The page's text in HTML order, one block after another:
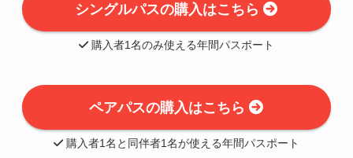
シングルパスの購入はこちら
購入者1名のみ使える年間パスポート
ペアパスの購入はこちら
購入者1名と同伴者1名が使える年間パスポート